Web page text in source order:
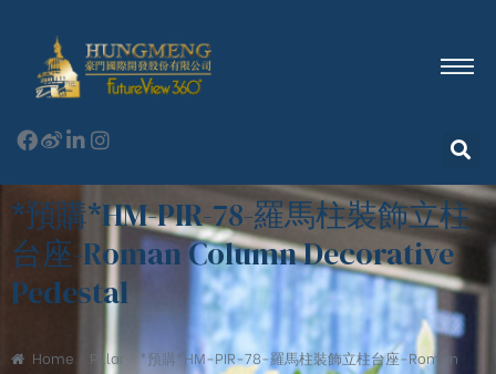
*預購*HM-PIR-78-羅馬柱裝飾立柱
台座-Roman Column Decorative
Pedestal
Home Pillar
*預購*HM-PIR-78-羅馬柱裝飾立柱台座-Roman